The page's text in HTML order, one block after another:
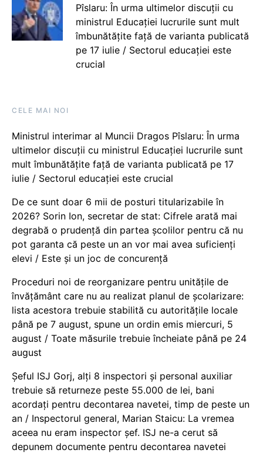
Pîslaru: În urma ultimelor discuții cu
ministrul Educației lucrurile sunt mult
îmbunătățite față de varianta publicată
pe 17 iulie / Sectorul educației este
crucial
CELE MAI NOI
Ministrul interimar al Muncii Dragos Pîslaru: În urma
ultimelor discuții cu ministrul Educației lucrurile sunt
mult îmbunătățite față de varianta publicată pe 17
iulie / Sectorul educației este crucial
De ce sunt doar 6 mii de posturi titularizabile în
2026? Sorin Ion, secretar de stat: Cifrele arată mai
degrabă o prudență din partea școlilor pentru că nu
pot garanta că peste un an vor mai avea suficienți
elevi / Este și un joc de concurență
Proceduri noi de reorganizare pentru unitățile de
învățământ care nu au realizat planul de școlarizare:
lista acestora trebuie stabilită cu autoritățile locale
până pe 7 august, spune un ordin emis miercuri, 5
august / Toate măsurile trebuie încheiate până pe 24
august
Șeful ISJ Gorj, alți 8 inspectori și personal auxiliar
trebuie să returneze peste 55.000 de lei, bani
acordați pentru decontarea navetei, timp de peste un
an / Inspectorul general, Marian Staicu: La vremea
aceea nu eram inspector șef. ISJ ne-a cerut să
depunem documente pentru decontarea navetei